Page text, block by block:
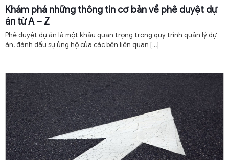
Khám phá những thông tin cơ bản về phê duyệt dự
án từ A – Z
Phê duyệt dự án là một khâu quan trọng trong quy trình quản lý dự
án, đánh dấu sự ủng hộ của các bên liên quan […]